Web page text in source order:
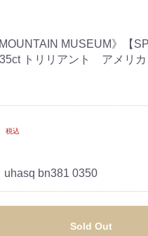
MOUNTAIN MUSEUM》【
トリリアント アメリ
税込
uhasq bn381 0350
Sold Out